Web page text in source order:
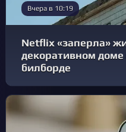
Вчера в 10:19
Netflix «заперла»
декоративном
билборде